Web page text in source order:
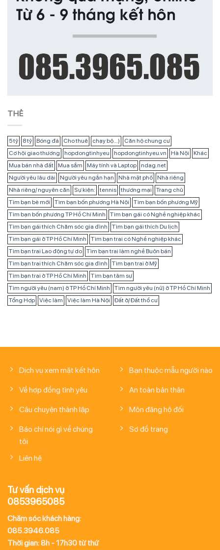
THẺ
5 tỷ 8 tỷ Bóng đá Cho thuê chạy bộ...)
Căn hộ chung cư
Cơ hội giao thương
hopdongtinhyeu hopdongtinhyeu.vn Hà Nội
Khác
Mua bán nhà đất
Mua sắm Máy tính và Laptop
ndag.net
Người yêu lâu dài
Người yêu ngắn hạn Nhà mặt phố
Nhà riêng
Nhà riêng/ nguyên căn
Sự kiện: tennis thương mại
Trang chủ
Tìm bạn bè mới
Tìm bạn bốn phương Hà Nội
Tìm bạn bốn phương Mỹ
Tìm bạn bốn phương TP Hồ Chí Minh
Tìm bạn gái có Nghề nghiệp khác
Tìm bạn gái thích Chăm sóc gia đình
Tìm bạn gái thích Du lịch
Tìm bạn gái ở TP Hồ Chí Minh
Tìm bạn trai có Nghề nghiệp khác
Tìm bạn trai Lao động tự do
Tìm bạn trai làm nghề Buôn bán
Tìm bạn trai thích Chăm sóc gia đình
Tìm bạn trai ở Mỹ
Tìm bạn trai ở TP Hồ Chí Minh
Tìm bạn tâm sự
Tìm người yêu (nam) ở TP Hồ Chí Minh
Tìm người yêu (nữ) ở TP Hồ Chí Minh
Tổng Hợp
Việc làm Việc làm Hà Nội Đất ở/ Đất thổ cư
Dịch vụ xem mặt kết hôn
Về hợp đồng tình yêu
Câu chuyện thành lập
Báo chí nói gì về chúng
tôi
Liên hệ
Bạn thuộc mẫu người nào
An toàn bản thân
Môn đăng hộ đối
Sơ đồ trang
Tư vấn dịch vụ
0853965085
Chăm sóc khách hàng:
085.3946.085
Thời gian: 8h - 17h30 từ thứ